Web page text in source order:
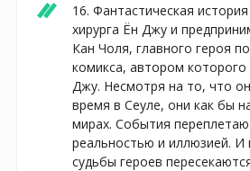
16. Фантастическая
хирурга Ён Джу и
Кан Чоля, главного героя
комикса, автором которого
Джу. Несмотря на то, что
время в Сеуле, они как бы
мирах. События
реальностью и иллюзией. И
судьбы героев